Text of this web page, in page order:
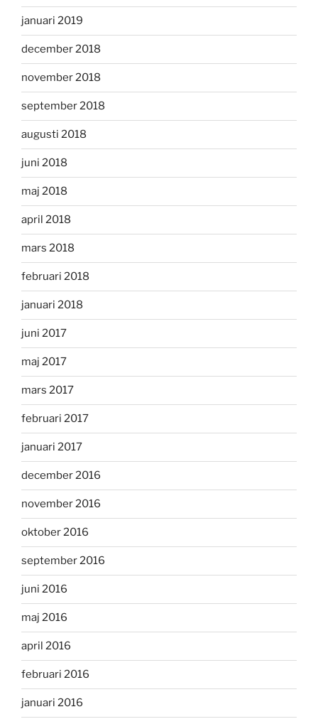
januari 2019
december 2018
november 2018
september 2018
augusti 2018
juni 2018
maj 2018
april 2018
mars 2018
februari 2018
januari 2018
juni 2017
maj 2017
mars 2017
februari 2017
januari 2017
december 2016
november 2016
oktober 2016
september 2016
juni 2016
maj 2016
april 2016
februari 2016
januari 2016